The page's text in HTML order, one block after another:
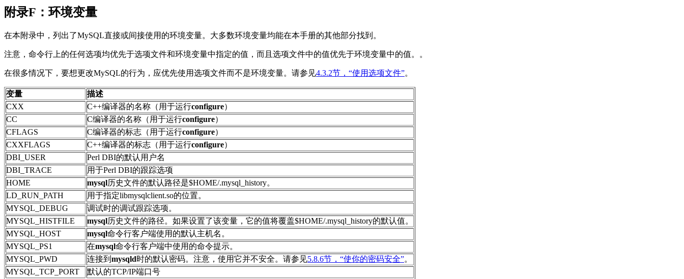
附录F：环境变量
在本附录中，列出了MySQL直接或间接使用的环境变量。大多数环境变量均能在本手册的其他部分找到。
注意，命令行上的任何选项均优先于选项文件和环境变量中指定的值，而且选项文件中的值优先于环境变量中的值。。
在很多情况下，要想更改MySQL的行为，应优先使用选项文件而不是环境变量。请参见4.3.2节，“使用选项文件”。
变量
描述
CXX
C++编译器的名称（用于运行configure）
CC
C编译器的名称（用于运行configure）
CFLAGS
C编译器的标志（用于运行configure）
CXXFLAGS
C++编译器的标志（用于运行configure）
DBI_USER
Perl DBI的默认用户名
DBI_TRACE
用于Perl DBI的跟踪选项
HOME
mysql历史文件的默认路径是$HOME/.mysql_history。
LD_RUN_PATH
用于指定libmysqlclient.so的位置。
MYSQL_DEBUG
调试时的调试跟踪选项。
MYSQL_HISTFILE
mysql历史文件的路径。如果设置了该变量，它的值将覆盖$HOME/.mysql_history的默认值。
MYSQL_HOST
mysql命令行客户端使用的默认主机名。
MYSQL_PS1
在mysql命令行客户端中使用的命令提示。
MYSQL_PWD
连接到 mysqld时的默认密码。注意，使用它并不安全。请参见5.8.6节，“使你的密码安全”。
MYSQL_TCP_PORT
默认的TCP/IP端口号